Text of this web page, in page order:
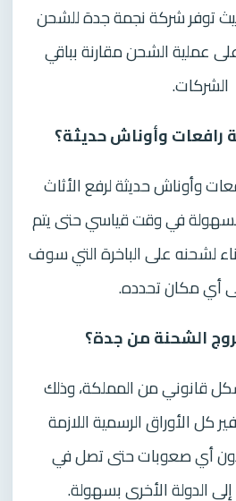
توفر شركة نجمة جدة للشحن
عملية الشحن مقارنة بباقي
الشركات.
رافعات وأوناش حديثة؟
وأوناش حديثة لرفع الأثاث
في وقت قياسي حتى يتم
لشحنه على الباخرة التي سوف
أي مكان تحدده.
الشحنة من جدة؟
قانوني من المملكة، وذلك
كل الأوراق الرسمية اللازمة
أي صعوبات حتى تصل في
الدولة الأخرى بسهولة.